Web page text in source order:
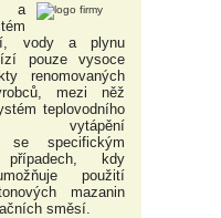
a
vody a plynu
pouze vysoce
renomovaných
mezi něž
teplovodního
vytápění
se specifickým
kdy
použití
mazanin
směsí.